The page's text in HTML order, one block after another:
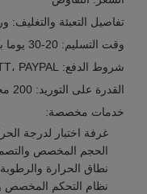
تفاصيل التعبئة
وقت التسليم: 20-30 يوما بعد تأكيد الطلب
شروط الدفع: TT، PAYPAL، وهلم جرا
القدرة على التوريد: 200 مجموعة / شهر
خدمات مخصصة:
غرفة اختبار لدرجة
الحجم المخصص
نطاق الحرارة
نظام التحكم المخصص